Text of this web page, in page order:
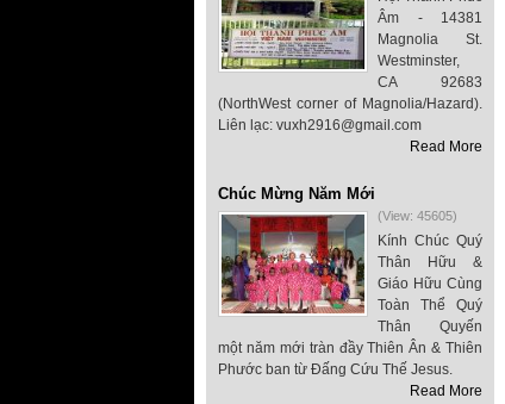
Âm - 14381
Magnolia St.
Westminster,
CA 92683
(NorthWest corner of Magnolia/Hazard).
Liên lạc: vuxh2916@gmail.com
Read More
Chúc Mừng Năm Mới
(View: 45605)
Kính Chúc Quý
Thân Hữu &
Giáo Hữu Cùng
Toàn Thể Quý
Thân Quyến
một năm mới tràn đầy Thiên Ân & Thiên
Phước ban từ Đấng Cứu Thế Jesus.
Read More